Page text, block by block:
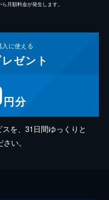
月額料金が発生します。
入に使える
ゼント
円分
を、31日間ゆっくりと
い。